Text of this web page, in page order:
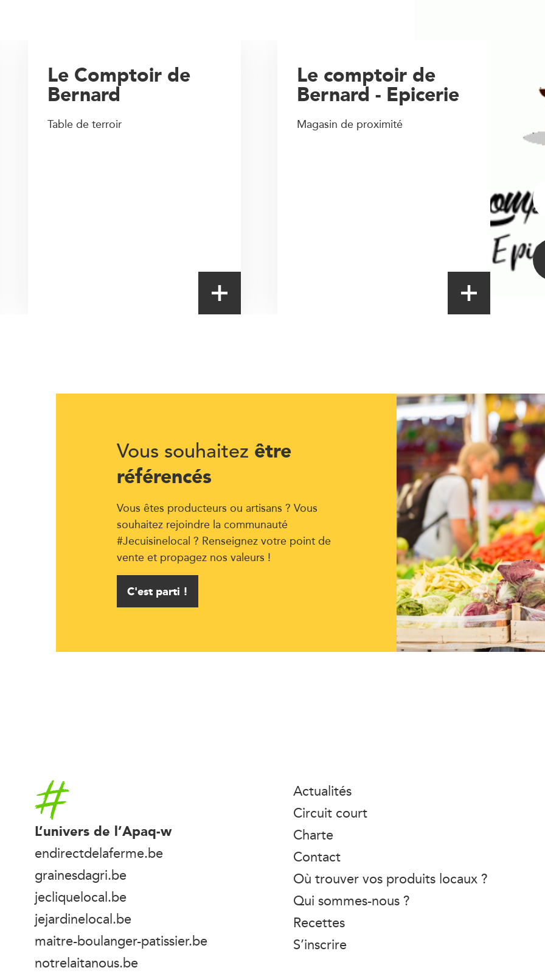
Le comptoir de
Bernard - Epicerie
Magasin de proximité
Le Comptoir de
Bernard
Table de terroir
Vous souhaitez être
référencés
Vous êtes producteurs ou artisans ? Vous
souhaitez rejoindre la communauté
#Jecuisinelocal ? Renseignez votre point de
vente et propagez nos valeurs !
C'est parti !
Accueil
L’univers de l’Apaq-w
endirectdelaferme.be
grainesdagri.be
jecliquelocal.be
jejardinelocal.be
maitre-boulanger-patissier.be
notrelaitanous.be
Actualités
Circuit court
Charte
Contact
Où trouver vos produits locaux ?
Qui sommes-nous ?
Recettes
S’inscrire